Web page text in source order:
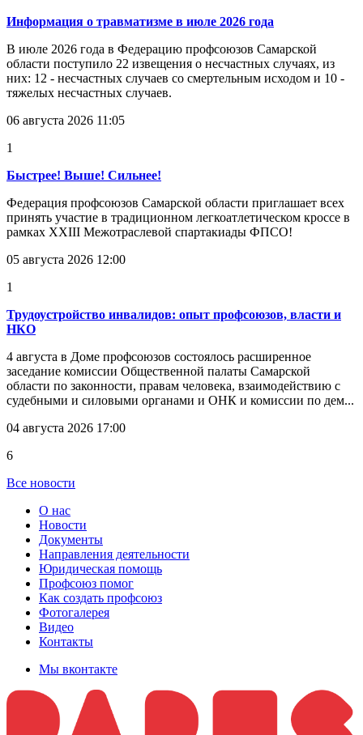
Информация о травматизме в июле 2026 года
В июле 2026 года в Федерацию профсоюзов Самарской
области поступило 22 извещения о несчастных случаях, из
них: 12 - несчастных случаев со смертельным исходом и 10 -
тяжелых несчастных случаев.
06 августа 2026 11:05
1
Быстрее! Выше! Сильнее!
Федерация профсоюзов Самарской области приглашает всех
принять участие в традиционном легкоатлетическом кроссе в
рамках XXIII Межотраслевой спартакиады ФПСО!
05 августа 2026 12:00
1
Трудоустройство инвалидов: опыт профсоюзов, власти и
НКО
4 августа в Доме профсоюзов состоялось расширенное
заседание комиссии Общественной палаты Самарской
области по законности, правам человека, взаимодействию с
судебными и силовыми органами и ОНК и комиссии по дем...
04 августа 2026 17:00
6
Все новости
О нас
Новости
Документы
Направления деятельности
Юридическая помощь
Профсоюз помог
Как создать профсоюз
Фотогалерея
Видео
Контакты
Мы вконтакте